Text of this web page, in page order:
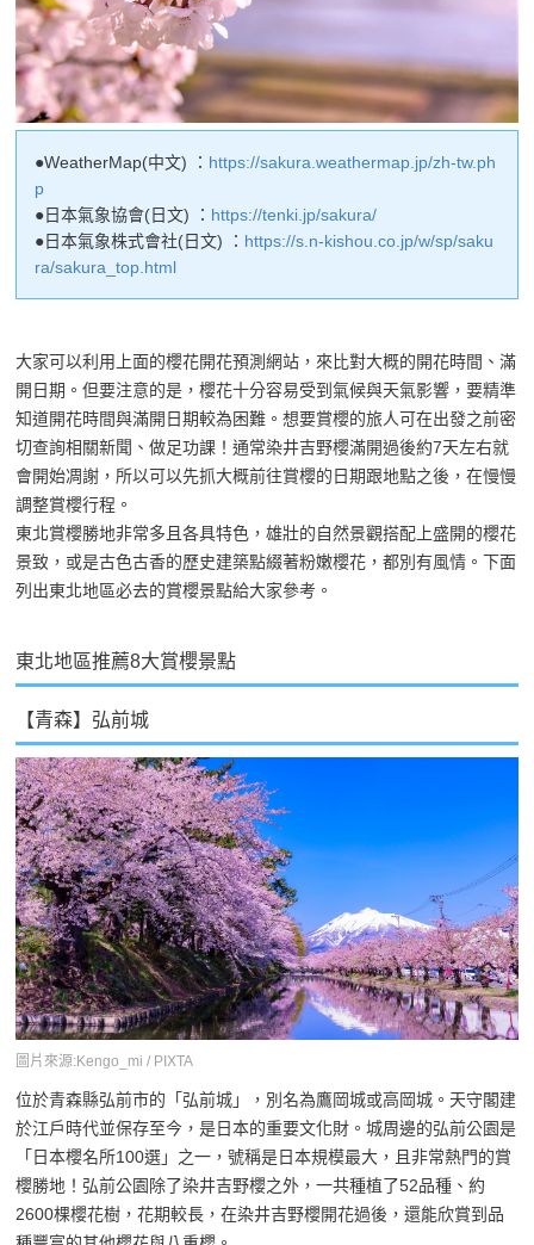
●WeatherMap(中文) ： https://sakura.weathermap.jp/zh-tw.ph
p
●日本氣象協會(日文) ： https://tenki.jp/sakura/
●日本氣象株式會社(日文) ： https://s.n-kishou.co.jp/w/sp/saku
ra/sakura_top.html
大家可以利用上面的櫻花開花預測網站，來比對大概的開花時間、滿
開日期。但要注意的是，櫻花十分容易受到氣候與天氣影響，要精準
知道開花時間與滿開日期較為困難。想要賞櫻的旅人可在出發之前密
切查詢相關新聞、做足功課！通常染井吉野櫻滿開過後約7天左右就
會開始凋謝，所以可以先抓大概前往賞櫻的日期跟地點之後，在慢慢
調整賞櫻行程。
東北賞櫻勝地非常多且各具特色，雄壯的自然景觀搭配上盛開的櫻花
景致，或是古色古香的歷史建築點綴著粉嫩櫻花，都別有風情。下面
列出東北地區必去的賞櫻景點給大家參考。
東北地區推薦8大賞櫻景點
【青森】弘前城
圖片來源:Kengo_mi / PIXTA
位於青森縣弘前市的「弘前城」，別名為鷹岡城或高岡城。天守閣建
於江戶時代並保存至今，是日本的重要文化財。城周邊的弘前公園是
「日本櫻名所100選」之一，號稱是日本規模最大，且非常熱門的賞
櫻勝地！弘前公園除了染井吉野櫻之外，一共種植了52品種、約
2600棵櫻花樹，花期較長，在染井吉野櫻開花過後，還能欣賞到品